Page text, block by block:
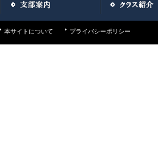
本サイトについて プライバシーポリシー